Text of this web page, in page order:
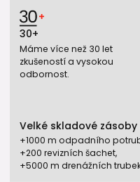
30+
Máme více než 30 let
zkušeností a vysokou
odbornost.
Velké skladové zásoby
+1000 m odpadního
+200 revizních šachet,
+5000 m drenážních